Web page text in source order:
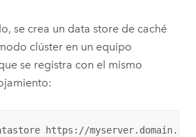
se crea un data store de caché
clúster en un equipo
se registra con el mismo
https://